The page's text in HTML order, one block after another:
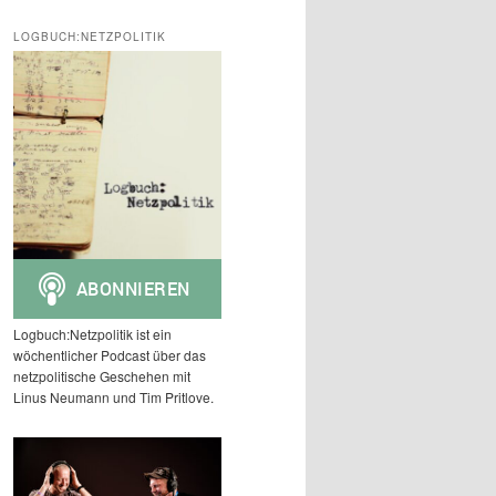
LOGBUCH:NETZPOLITIK
Logbuch:Netzpolitik ist ein
wöchentlicher Podcast über das
netzpolitische Geschehen mit
Linus Neumann und Tim Pritlove.